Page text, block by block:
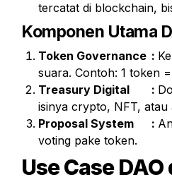
tercatat di blockchain,
Komponen Utama
Token Governance	:
suara. Contoh: 1 token
Treasury Digital	:
isinya crypto, NFT, atau
Proposal System	:
voting pake token.
Use Case